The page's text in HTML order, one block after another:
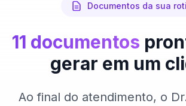
Documentos da sua
11 documentos
gerar em um
Ao final do atendimento, o